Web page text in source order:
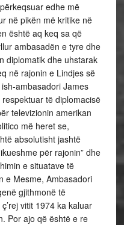
edhe më
në pikën më kritike në
është aq keq sa që
ambasadën e tyre dhe
diplomatik dhe uhstarak
në rajonin e Lindjes së
ambasadori James
të diplomacisë
televizionin amerikan
më heret se,
absolutisht jashtë
për rajonin” dhe
e situatave të
e Mesme, Ambasadori
gjithmonë të
vitit 1974 ka kaluar
Por ajo që është e re